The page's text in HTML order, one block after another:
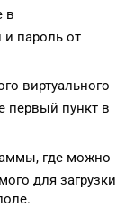
в
пароль от
виртуального
первый пункт в
где можно
для загрузки